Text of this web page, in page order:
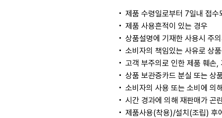
제품 수령일로부터 7일내 접
제품 사용흔적이 있는 경우
상품설명에 기재한 사용시 주
소비자의 책임있는 사유로 상
고객 부주의로 인한 제품 훼손
상품 보관증카드 분실 또는 상
소비자의 사용 또는 소비에 의
시간 경과에 의해 재판매가 곤
제품사용(착용)/설치(조립) 후